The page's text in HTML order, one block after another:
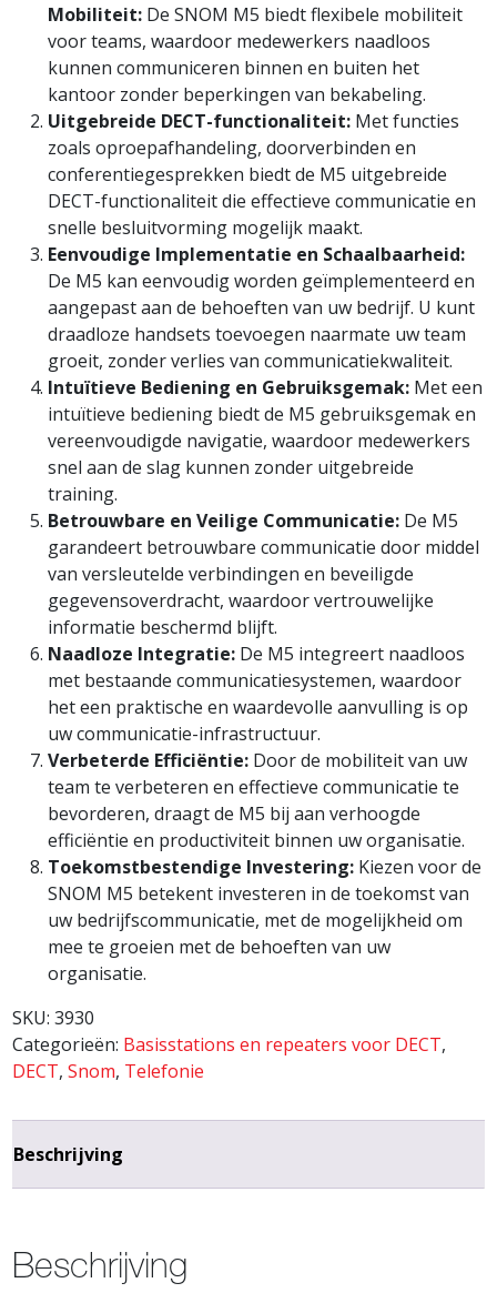
Mobiliteit: De SNOM M5 biedt flexibele mobiliteit
voor teams, waardoor medewerkers naadloos
kunnen communiceren binnen en buiten het
kantoor zonder beperkingen van bekabeling.
Uitgebreide DECT-functionaliteit: Met functies
zoals oproepafhandeling, doorverbinden en
conferentiegesprekken biedt de M5 uitgebreide
DECT-functionaliteit die effectieve communicatie en
snelle besluitvorming mogelijk maakt.
Eenvoudige Implementatie en Schaalbaarheid:
De M5 kan eenvoudig worden geïmplementeerd en
aangepast aan de behoeften van uw bedrijf. U kunt
draadloze handsets toevoegen naarmate uw team
groeit, zonder verlies van communicatiekwaliteit.
Intuïtieve Bediening en Gebruiksgemak: Met een
intuïtieve bediening biedt de M5 gebruiksgemak en
vereenvoudigde navigatie, waardoor medewerkers
snel aan de slag kunnen zonder uitgebreide
training.
Betrouwbare en Veilige Communicatie: De M5
garandeert betrouwbare communicatie door middel
van versleutelde verbindingen en beveiligde
gegevensoverdracht, waardoor vertrouwelijke
informatie beschermd blijft.
Naadloze Integratie: De M5 integreert naadloos
met bestaande communicatiesystemen, waardoor
het een praktische en waardevolle aanvulling is op
uw communicatie-infrastructuur.
Verbeterde Efficiëntie: Door de mobiliteit van uw
team te verbeteren en effectieve communicatie te
bevorderen, draagt de M5 bij aan verhoogde
efficiëntie en productiviteit binnen uw organisatie.
Toekomstbestendige Investering: Kiezen voor de
SNOM M5 betekent investeren in de toekomst van
uw bedrijfscommunicatie, met de mogelijkheid om
mee te groeien met de behoeften van uw
organisatie.
SKU:3930
Categorieën: Basisstations en repeaters voor DECT,
DECT,Snom, Telefonie
Beschrijving
Beschrijving